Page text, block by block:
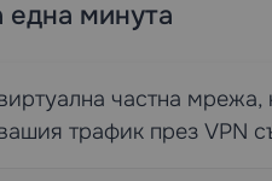
една минута
частна мрежа,
трафик през VPN